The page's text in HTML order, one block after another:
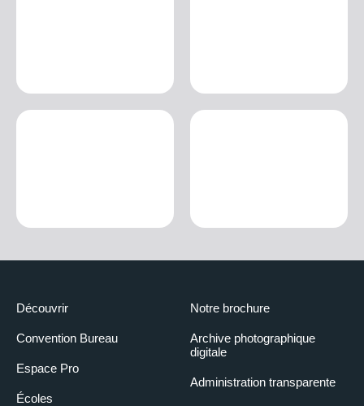
Découvrir
Convention Bureau
Espace Pro
Écoles
Notre brochure
Archive photographique
digitale
Administration transparente